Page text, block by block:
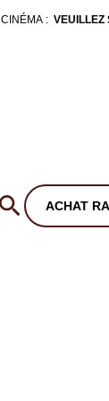
CINÉMA : VEUILLEZ
ACHAT